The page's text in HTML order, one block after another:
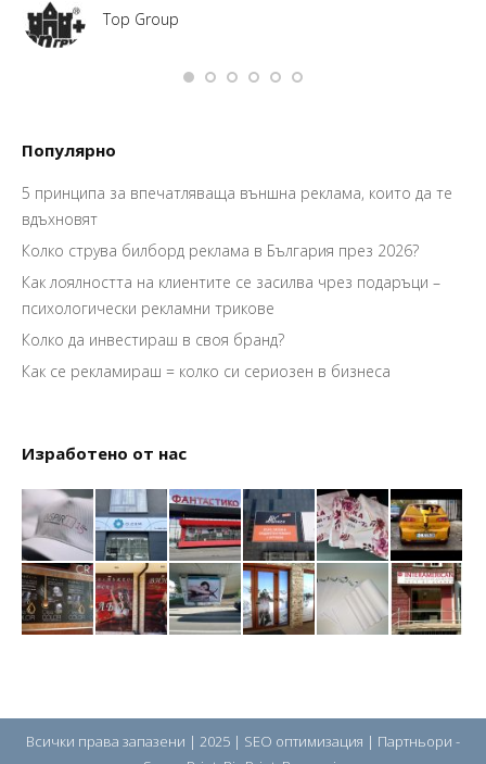
Top Group
Популярно
5 принципа за впечатляваща външна реклама, които да те
вдъхновят
Колко струва билборд реклама в България през 2026?
Как лоялността на клиентите се засилва чрез подаръци –
психологически рекламни трикове
Колко да инвестираш в своя бранд?
Как се рекламираш = колко си сериозен в бизнеса
Изработено от нас
Всички права запазени | 2025 | SEO оптимизация | Партньори -